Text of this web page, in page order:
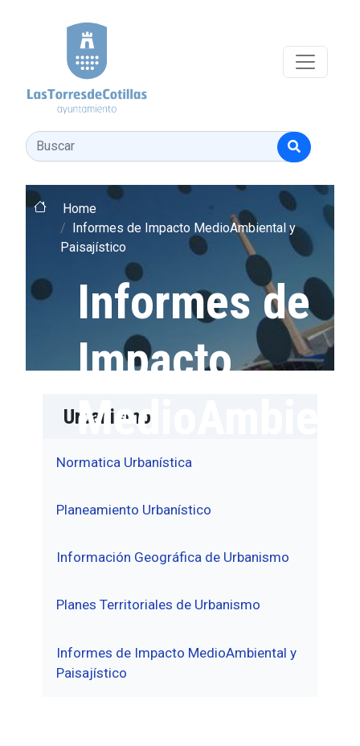
Buscar
Home
Informes de Impacto MedioAmbiental y
Paisajístico
Informes de
Impacto
Urbanismo
Normatica Urbanística
Planeamiento Urbanístico
Información Geográfica de Urbanismo
Planes Territoriales de Urbanismo
Informes de Impacto MedioAmbiental y
Paisajístico